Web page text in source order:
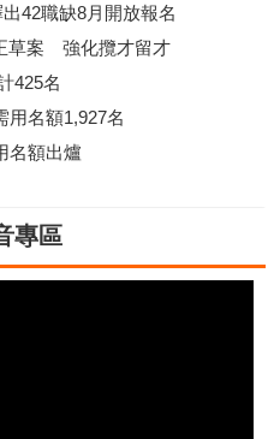
42職缺8月開放報名
草案 強化攬才留才
425名
用名額1,927名
名額出爐
專區